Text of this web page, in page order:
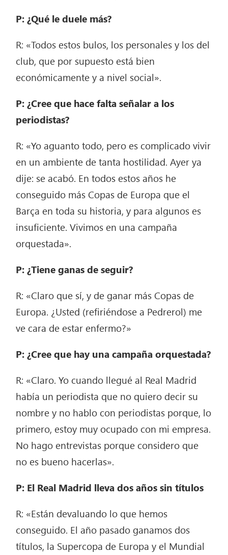
P: ¿Qué le duele más?
R: «Todos estos bulos, los personales y los del
club, que por supuesto está bien
económicamente y a nivel social».
P: ¿Cree que hace falta señalar a los
periodistas?
R: «Yo aguanto todo, pero es complicado vivir
en un ambiente de tanta hostilidad. Ayer ya
dije: se acabó. En todos estos años he
conseguido más Copas de Europa que el
Barça en toda su historia, y para algunos es
insuficiente. Vivimos en una campaña
orquestada».
P: ¿Tiene ganas de seguir?
R: «Claro que sí, y de ganar más Copas de
Europa. ¿Usted (refiriéndose a Pedrerol) me
ve cara de estar enfermo?»
P: ¿Cree que hay una campaña orquestada?
R: «Claro. Yo cuando llegué al Real Madrid
había un periodista que no quiero decir su
nombre y no hablo con periodistas porque, lo
primero, estoy muy ocupado con mi empresa.
No hago entrevistas porque considero que
no es bueno hacerlas».
P: El Real Madrid lleva dos años sin títulos
R: «Están devaluando lo que hemos
conseguido. El año pasado ganamos dos
títulos, la Supercopa de Europa y el Mundial